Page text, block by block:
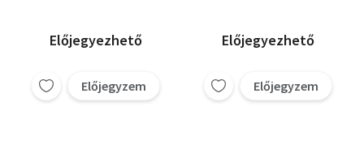
Előjegyezhető
Előjegyzem
Előjegyezhető
Előjegyzem